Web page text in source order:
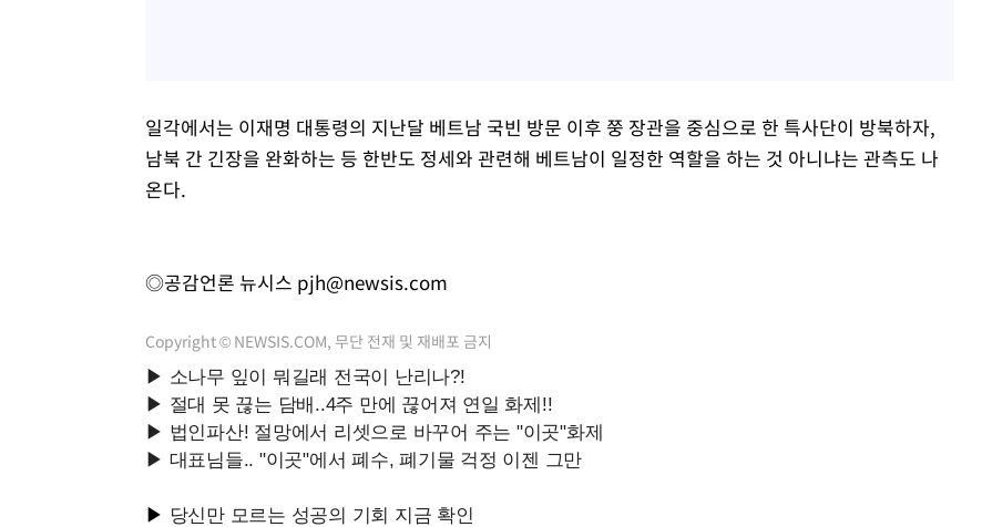
일각에서는 이재명 대통령의 지난달 베트남 국빈 방문 이후 쭝 장관을 중심으로 한 특사단이 방북하자,
남북 간 긴장을 완화하는 등 한반도 정세와 관련해 베트남이 일정한 역할을 하는 것 아니냐는 관측도 나
온다.
◎공감언론 뉴시스 pjh@newsis.com
Copyright © NEWSIS.COM, 무단 전재 및 재배포 금지